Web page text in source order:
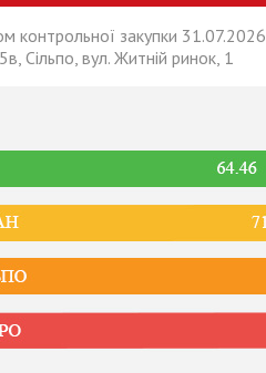
контрольної закупки
Сільпо, вул. Житній ринок, 1